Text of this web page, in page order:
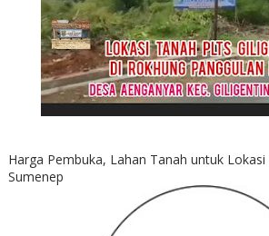
Harga Pembuka, Lahan Tanah untuk Lokasi
Sumenep